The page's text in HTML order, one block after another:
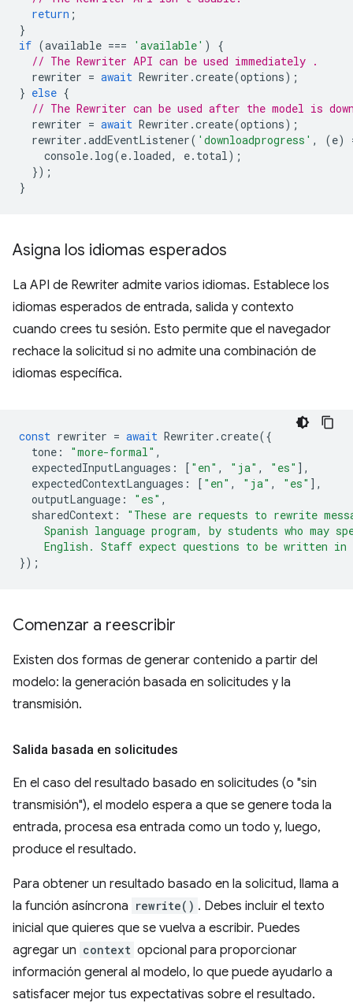
return ;
}
if (available === 'available' )
{
// The Rewriter API can be used immediately .
rewriter = await Rewriter .create(options);
} else {
// The Rewriter can be used after the model is
rewriter = await Rewriter .create(options);
rewriter .addEventListener( 'downloadprogress' , (e)
console. log(e. loaded, e. total);
});
}
Asigna los idiomas esperados
La API de Rewriter admite varios idiomas. Establece los
idiomas esperados de entrada, salida y contexto
cuando crees tu sesión. Esto permite que el navegador
rechace la solicitud si no admite una combinación de
idiomas específica.
const rewriter = await Rewriter .create({
tone : "more-formal" ,
expectedInputLanguages : [ "en" , "ja" , "es" ],
expectedContextLanguages : [ "en" , "ja" , "es" ],
outputLanguage : "es" ,
sharedContext :
"These are requests to rewrite
Spanish language program, by students who may
English. Staff expect questions to be written in
});
Comenzar a reescribir
Existen dos formas de generar contenido a partir del
modelo: la generación basada en solicitudes y la
transmisión.
Salida basada en solicitudes
En el caso del resultado basado en solicitudes (o "sin
transmisión"), el modelo espera a que se genere toda la
entrada, procesa esa entrada como un todo y, luego,
produce el resultado.
Para obtener un resultado basado en la solicitud, llama a
la función asíncrona rewrite() . Debes incluir el texto
inicial que quieres que se vuelva a escribir. Puedes
agregar un context opcional para proporcionar
información general al modelo, lo que puede ayudarlo a
satisfacer mejor tus expectativas sobre el resultado.